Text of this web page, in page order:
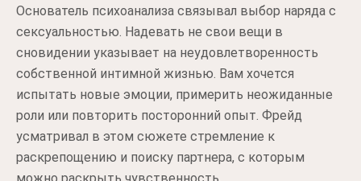
Основатель психоанализа связывал выбор наряда с
сексуальностью. Надевать не свои вещи в
сновидении указывает на неудовлетворенность
собственной интимной жизнью. Вам хочется
испытать новые эмоции, примерить неожиданные
роли или повторить посторонний опыт. Фрейд
усматривал в этом сюжете стремление к
раскрепощению и поиску партнера, с которым